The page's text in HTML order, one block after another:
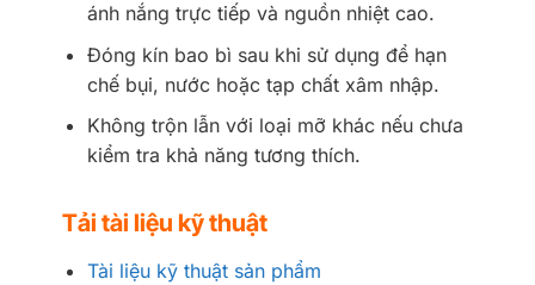
ánh nắng trực tiếp và nguồn nhiệt cao.
Đóng kín bao bì sau khi sử dụng để hạn
chế bụi, nước hoặc tạp chất xâm nhập.
Không trộn lẫn với loại mỡ khác nếu chưa
kiểm tra khả năng tương thích.
Tải tài liệu kỹ thuật
Tài liệu kỹ thuật sản phẩm